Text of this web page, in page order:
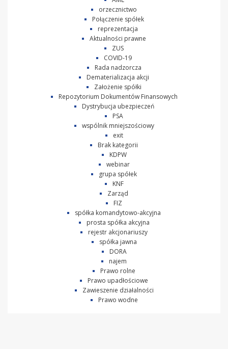
orzecznictwo
Połączenie spółek
reprezentacja
Aktualności prawne
ZUS
COVID-19
Rada nadzorcza
Dematerializacja akcji
Założenie spółki
Repozytorium Dokumentów Finansowych
Dystrybucja ubezpieczeń
PSA
wspólnik mniejszościowy
exit
Brak kategorii
KDPW
webinar
grupa spółek
KNF
Zarząd
FIZ
spółka komandytowo-akcyjna
prosta spółka akcyjna
rejestr akcjonariuszy
spółka jawna
DORA
najem
Prawo rolne
Prawo upadłościowe
Zawieszenie działalności
Prawo wodne